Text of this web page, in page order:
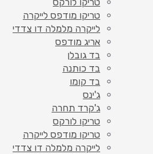
טריקו מודפס לייקרה
לייקרה מלמלה דו צדדי
אריג מודפס
בד גובלן
בד כותנה
בד קומו
ג'ינס
ג'קרד תחרה
טריקו לורקס
טריקו מודפס לייקרה
לייקרה מלמלה דו צדדי